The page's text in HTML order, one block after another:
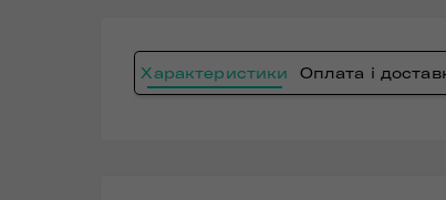
Характеристики Оплата і